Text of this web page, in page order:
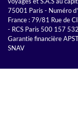
75001 Paris - Numéro
France : 79/81 Rue de
- RCS Paris 500 157
Garantie financière
SNAV